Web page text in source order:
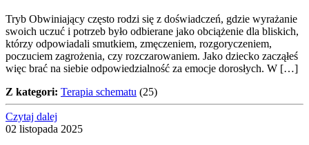
Tryb Obwiniający często rodzi się z doświadczeń, gdzie wyrażanie
swoich uczuć i potrzeb było odbierane jako obciążenie dla bliskich,
którzy odpowiadali smutkiem, zmęczeniem, rozgoryczeniem,
poczuciem zagrożenia, czy rozczarowaniem. Jako dziecko zacząłeś
więc brać na siebie odpowiedzialność za emocje dorosłych. W […]
Z kategori: Terapia schematu (25)
Czytaj dalej
02 listopada 2025